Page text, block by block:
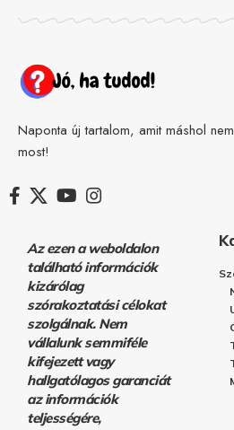
Naponta új tartalom, amit máshol
most!
Az ezen a weboldalon
található információk
kizárólag
szórakoztatási célokat
szolgálnak. Nem
vállalunk semmiféle
kifejezett vagy
hallgatólagos garanciát
az információk
teljességére,